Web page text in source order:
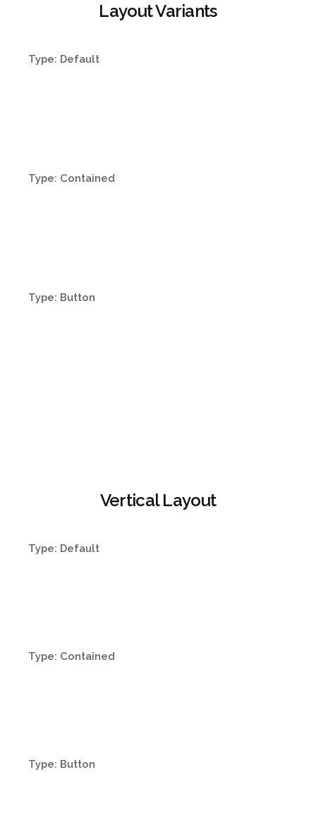
Layout Variants
Type: Default
Type: Contained
Type: Button
Vertical Layout
Type: Default
Type: Contained
Type: Button